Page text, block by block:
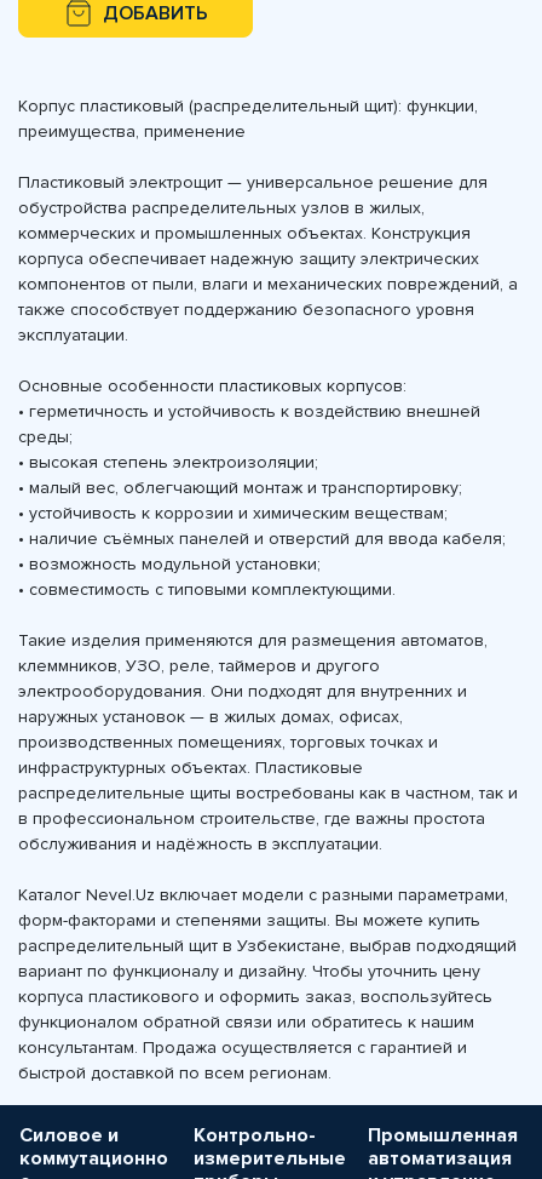
ДОБАВИТЬ
Корпус пластиковый (распределительный щит): функции,
преимущества, применение
Пластиковый электрощит — универсальное решение для
обустройства распределительных узлов в жилых,
коммерческих и промышленных объектах. Конструкция
корпуса обеспечивает надежную защиту электрических
компонентов от пыли, влаги и механических повреждений, а
также способствует поддержанию безопасного уровня
эксплуатации.
Основные особенности пластиковых корпусов:
• герметичность и устойчивость к воздействию внешней
среды;
• высокая степень электроизоляции;
• малый вес, облегчающий монтаж и транспортировку;
• устойчивость к коррозии и химическим веществам;
• наличие съёмных панелей и отверстий для ввода кабеля;
• возможность модульной установки;
• совместимость с типовыми комплектующими.
Такие изделия применяются для размещения автоматов,
клеммников, УЗО, реле, таймеров и другого
электрооборудования. Они подходят для внутренних и
наружных установок — в жилых домах, офисах,
производственных помещениях, торговых точках и
инфраструктурных объектах. Пластиковые
распределительные щиты востребованы как в частном, так и
в профессиональном строительстве, где важны простота
обслуживания и надёжность в эксплуатации.
Каталог Nevel.Uz включает модели с разными параметрами,
форм-факторами и степенями защиты. Вы можете купить
распределительный щит в Узбекистане, выбрав подходящий
вариант по функционалу и дизайну. Чтобы уточнить цену
корпуса пластикового и оформить заказ, воспользуйтесь
функционалом обратной связи или обратитесь к нашим
консультантам. Продажа осуществляется с гарантией и
быстрой доставкой по всем регионам.
Силовое и
коммутационно
Контрольно-
измерительные
Промышленная
автоматизация